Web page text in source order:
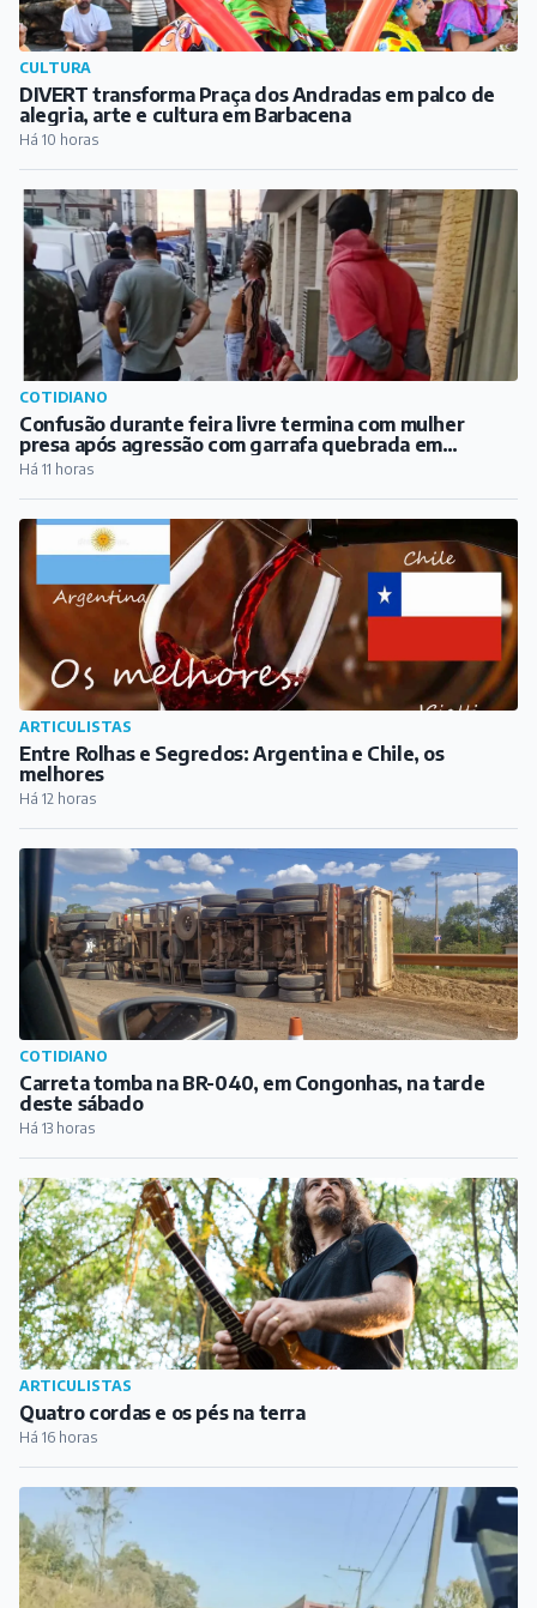
CULTURA
DIVERT transforma Praça dos Andradas em palco de
alegria, arte e cultura em Barbacena
Há 10 horas
COTIDIANO
Confusão durante feira livre termina com mulher
presa após agressão com garrafa quebrada em
Barbacena
Há 11 horas
ARTICULISTAS
Entre Rolhas e Segredos: Argentina e Chile, os
melhores
Há 12 horas
COTIDIANO
Carreta tomba na BR-040, em Congonhas, na tarde
deste sábado
Há 13 horas
ARTICULISTAS
Quatro cordas e os pés na terra
Há 16 horas